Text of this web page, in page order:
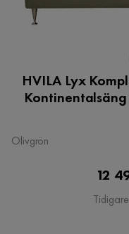
HVILA Lyx
Olivgrön
12